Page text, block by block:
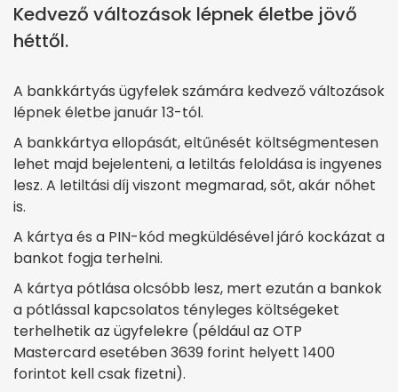
Kedvező változások lépnek életbe jövő
héttől.
A bankkártyás ügyfelek számára kedvező változások
lépnek életbe január 13-tól.
A bankkártya ellopását, eltűnését költségmentesen
lehet majd bejelenteni, a letiltás feloldása is ingyenes
lesz. A letiltási díj viszont megmarad, sőt, akár nőhet
is.
A kártya és a PIN-kód megküldésével járó kockázat a
bankot fogja terhelni.
A kártya pótlása olcsóbb lesz, mert ezután a bankok
a pótlással kapcsolatos tényleges költségeket
terhelhetik az ügyfelekre (például az OTP
Mastercard esetében 3639 forint helyett 1400
forintot kell csak fizetni).